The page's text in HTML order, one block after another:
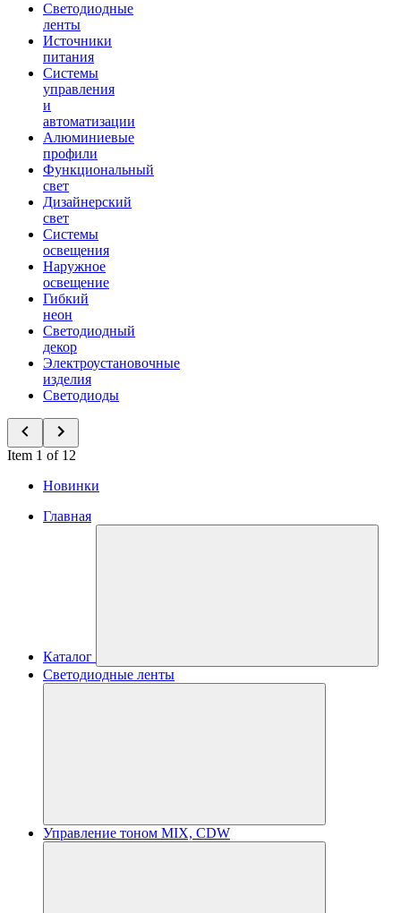
Светодиодные
ленты
Источники
питания
Системы
управления
и
автоматизации
Алюминиевые
профили
Функциональный
свет
Дизайнерский
свет
Системы
освещения
Наружное
освещение
Гибкий
неон
Светодиодный
декор
Электроустановочные
изделия
Светодиоды
Item 1 of 12
Новинки
Главная
Каталог
Светодиодные ленты
Управление тоном MIX, CDW